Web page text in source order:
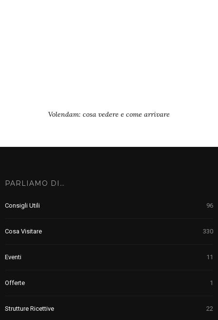
Volendam: cosa vedere e come arrivare
PARLIAMO DI…
Consigli Utili 96
Cosa Visitare 330
Eventi 11
Offerte 1
Strutture Ricettive 22